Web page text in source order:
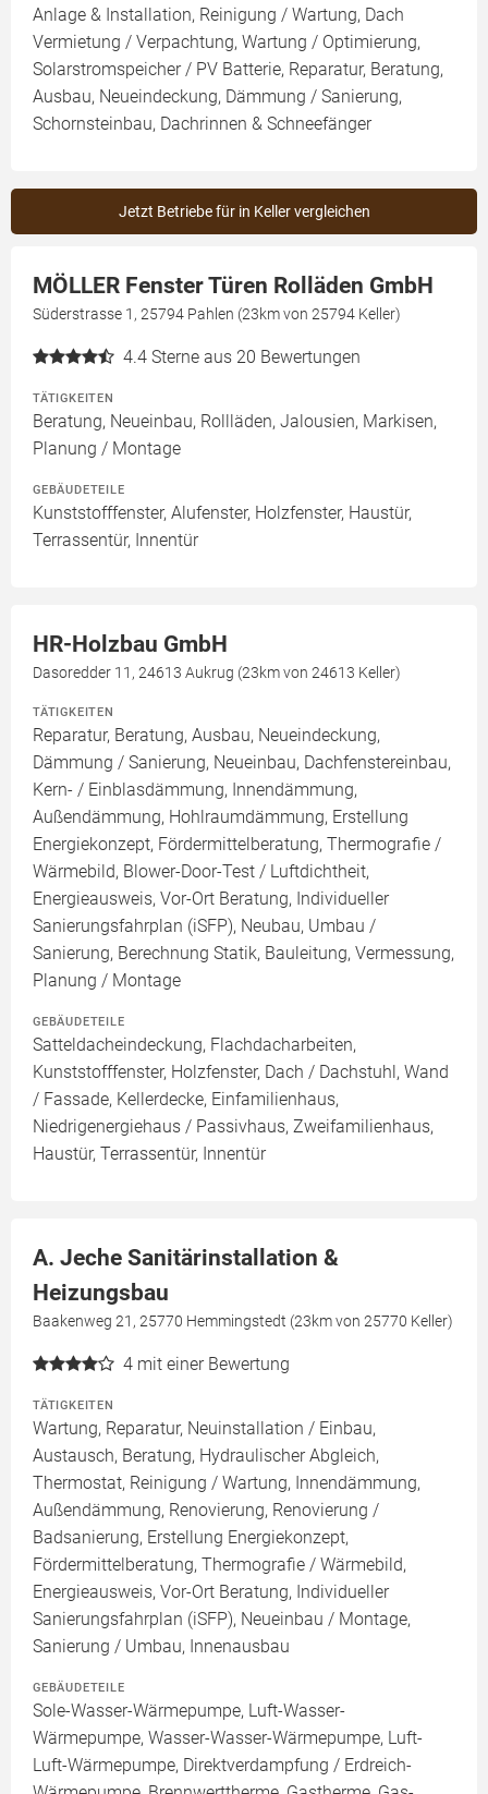
Anlage & Installation, Reinigung / Wartung, Dach
Vermietung / Verpachtung, Wartung / Optimierung,
Solarstromspeicher / PV Batterie, Reparatur, Beratung,
Ausbau, Neueindeckung, Dämmung / Sanierung,
Schornsteinbau, Dachrinnen & Schneefänger
Jetzt Betriebe für in Keller vergleichen
MÖLLER Fenster Türen Rolläden GmbH
Süderstrasse 1, 25794 Pahlen (23km von 25794 Keller)
4.4 Sterne aus 20 Bewertungen
TÄTIGKEITEN
Beratung, Neueinbau, Rollläden, Jalousien, Markisen,
Planung / Montage
GEBÄUDETEILE
Kunststofffenster, Alufenster, Holzfenster, Haustür,
Terrassentür, Innentür
HR-Holzbau GmbH
Dasoredder 11, 24613 Aukrug (23km von 24613 Keller)
TÄTIGKEITEN
Reparatur, Beratung, Ausbau, Neueindeckung,
Dämmung / Sanierung, Neueinbau, Dachfenstereinbau,
Kern- / Einblasdämmung, Innendämmung,
Außendämmung, Hohlraumdämmung, Erstellung
Energiekonzept, Fördermittelberatung, Thermografie /
Wärmebild, Blower-Door-Test / Luftdichtheit,
Energieausweis, Vor-Ort Beratung, Individueller
Sanierungsfahrplan (iSFP), Neubau, Umbau /
Sanierung, Berechnung Statik, Bauleitung, Vermessung,
Planung / Montage
GEBÄUDETEILE
Satteldacheindeckung, Flachdacharbeiten,
Kunststofffenster, Holzfenster, Dach / Dachstuhl, Wand
/ Fassade, Kellerdecke, Einfamilienhaus,
Niedrigenergiehaus / Passivhaus, Zweifamilienhaus,
Haustür, Terrassentür, Innentür
A. Jeche Sanitärinstallation &
Heizungsbau
Baakenweg 21, 25770 Hemmingstedt (23km von 25770 Keller)
4 mit einer Bewertung
TÄTIGKEITEN
Wartung, Reparatur, Neuinstallation / Einbau,
Austausch, Beratung, Hydraulischer Abgleich,
Thermostat, Reinigung / Wartung, Innendämmung,
Außendämmung, Renovierung, Renovierung /
Badsanierung, Erstellung Energiekonzept,
Fördermittelberatung, Thermografie / Wärmebild,
Energieausweis, Vor-Ort Beratung, Individueller
Sanierungsfahrplan (iSFP), Neueinbau / Montage,
Sanierung / Umbau, Innenausbau
GEBÄUDETEILE
Sole-Wasser-Wärmepumpe, Luft-Wasser-
Wärmepumpe, Wasser-Wasser-Wärmepumpe, Luft-
Luft-Wärmepumpe, Direktverdampfung / Erdreich-